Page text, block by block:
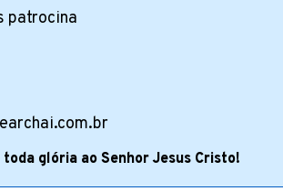
patrocina
toda glória ao Senhor Jesus Cristo!